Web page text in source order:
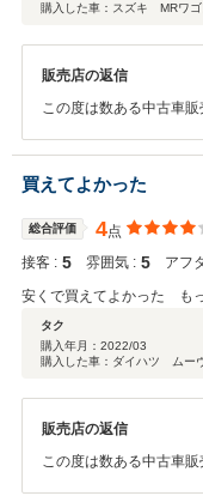
購入した車：スズキ MRワ
販売店の返信
この度は数ある中古車
ます！お客様にピッタ
らもメンテナンスやお
お問い合わせくださいま
買えてよかった
総合評価 4点
接客 : 5 雰囲気 : 5 アフ
安くで買えてよかった も
タク
購入年月： 2022/03
購入した車：ダイハツ ムー
販売店の返信
この度は数ある中古車